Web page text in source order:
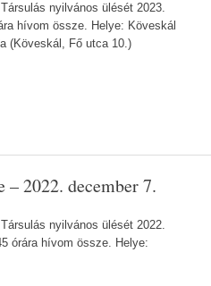
nyilvános ülését 2023.
hívom össze. Helye: Köveskál
(Köveskál, Fő utca 10.)
– 2022. december 7.
nyilvános ülését 2022.
órára hívom össze. Helye: